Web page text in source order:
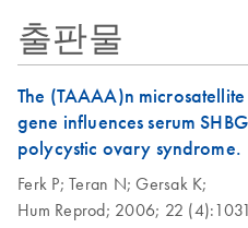
출판물
The (TAAAA)n
gene influences serum
polycystic ovary syndrome.
Ferk P; Teran N;Gersak K;
Hum Reprod; 2006; 22